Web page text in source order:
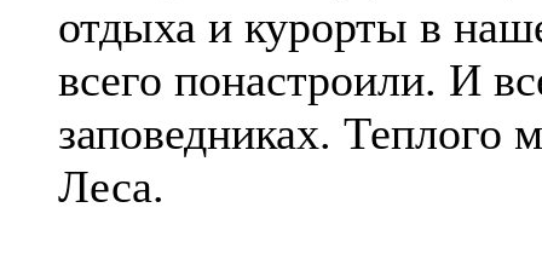
отдыха и курорты в
всего понастроили. И
заповедниках. Теплого
Леса.